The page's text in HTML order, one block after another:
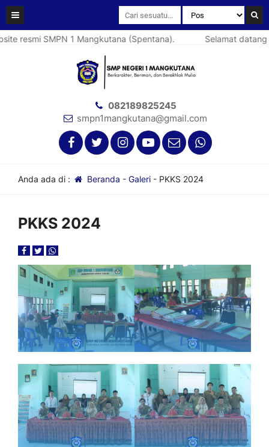
resmi SMPN 1 Mangkutana (Spentana). Selamat datang
082189825245
smpn1mangkutana@gmail.com
Anda ada di : Beranda - Galeri- PKKS 2024
PKKS 2024